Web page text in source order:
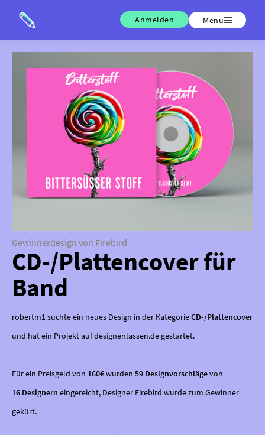
Anmelden Menü
Gewinnerdesign von Firebird
CD-/Plattencover für
Band
robertm1 suchte ein neues Design in der KategorieCD-/Plattencover
und hat ein Projekt auf designenlassen.de gestartet.
Für ein Preisgeld von 160€wurden 59 Designvorschlägevon
16 Designern eingereicht, Designer Firebird wurde zum Gewinner
gekürt.